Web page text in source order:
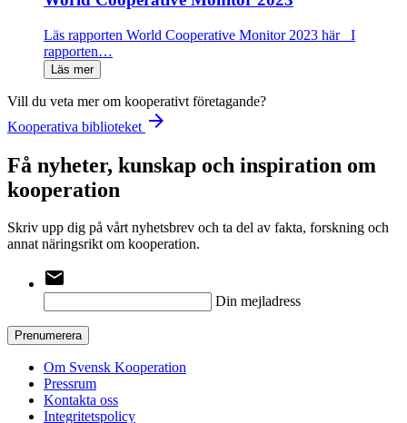
Läs rapporten World Cooperative Monitor 2023 här I
rapporten…
Läs mer
Vill du veta mer om kooperativt företagande?
Kooperativa biblioteket arrow_forward
Få nyheter, kunskap och inspiration om
kooperation
Skriv upp dig på vårt nyhetsbrev och ta del av fakta, forskning och
annat näringsrikt om kooperation.
email
Din mejladress
Prenumerera
Om Svensk Kooperation
Pressrum
Kontakta oss
Integritetspolicy